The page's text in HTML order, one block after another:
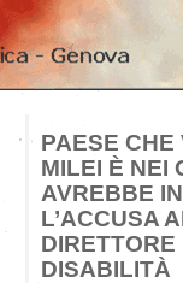
PAESE CHE
MILEI È NEI
AVREBBE
L’ACCUSA
DIRETTORE
DISABILITÀ